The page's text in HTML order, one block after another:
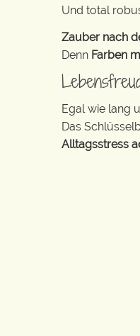
Und total
Zauber nach
Denn Farben
Egal wie lang
Das
Alltagsstress